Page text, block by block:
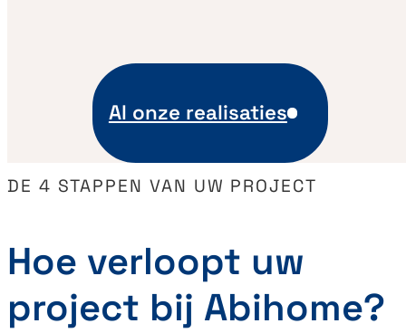
Al onze realisaties
DE 4 STAPPEN VAN UW PROJECT
Hoe verloopt uw
project bij Abihome?